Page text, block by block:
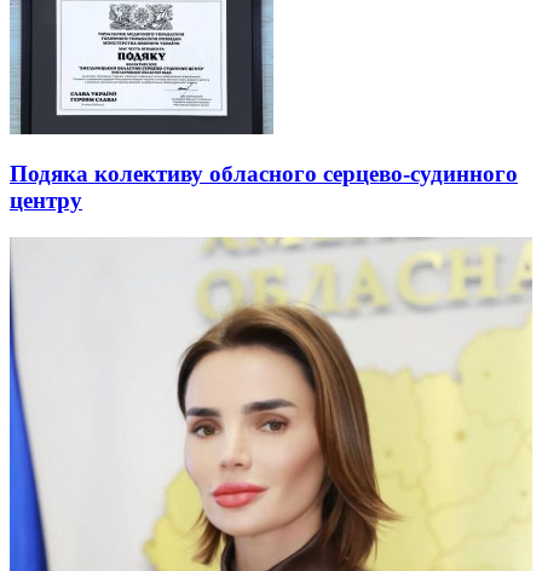
Подяка колективу обласного серцево-судинного
центру